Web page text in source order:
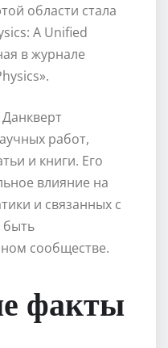
области стала
A Unified
в журнале
работ,
и книги. Его
влияние на
и связанных с
быть
сообществе.
факты